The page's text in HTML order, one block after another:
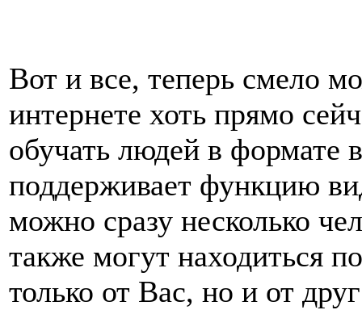
Вот и все, теперь смело
интернете хоть прямо
обучать людей в формате
поддерживает функцию
можно сразу несколько
также могут находиться
только от Вас, но и от